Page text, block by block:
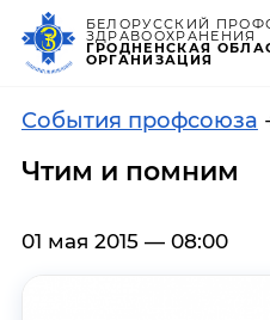
БЕЛОРУССКИЙ
ЗДРАВООХРАНЕНИЯ
ГРОДНЕНСКАЯ
ОРГАНИЗАЦИЯ
События профсоюза
Чтим и помним
01 мая 2015 — 08:00